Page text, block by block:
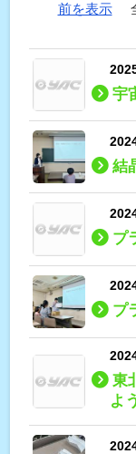
前を表示
宇
結
プ
プ
東
よ